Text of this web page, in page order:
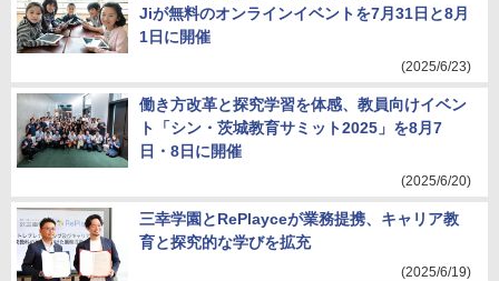
Jiが無料のオンラインイベントを7月31日と8月
1日に開催
(2025/6/23)
働き方改革と探究学習を体感、教員向けイベン
ト「シン・茨城教育サミット2025」を8月7
日・8日に開催
(2025/6/20)
三幸学園とRePlayceが業務提携、キャリア教
育と探究的な学びを拡充
(2025/6/19)